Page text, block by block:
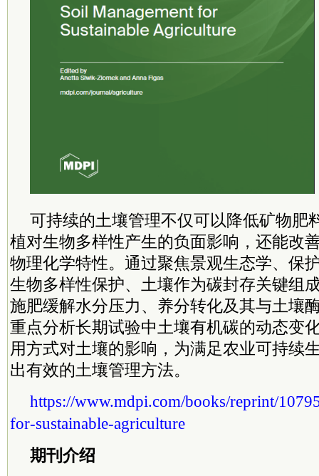
可持续的土壤管理不仅可以降低矿物肥
植对生物多样性产生的负面影响，还能改
物理化学特性。通过聚焦景观生态学、保
生物多样性保护、土壤作为碳封存关键组
施肥缓解水分压力、养分转化及其与土壤
重点分析长期试验中土壤有机碳的动态变
用方式对土壤的影响，为满足农业可持续
出有效的土壤管理方法。
https://www.mdpi.com/books/reprint/
for-sustainable-agriculture
期刊介绍